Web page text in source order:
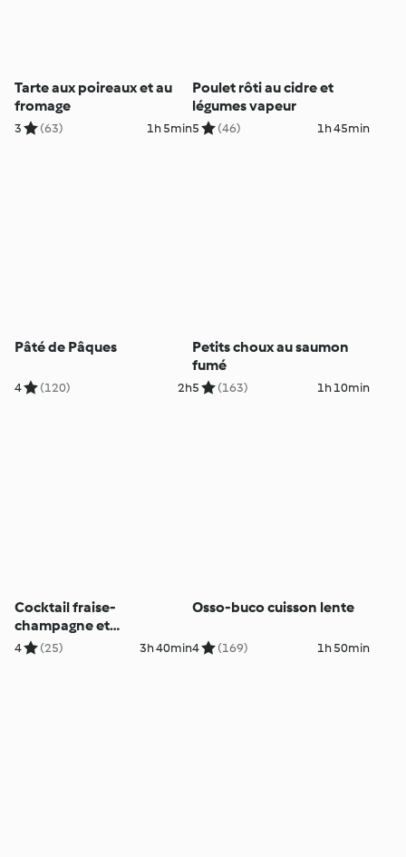
Tarte aux poireaux et au
fromage
3 (63) 1h 5min
Poulet rôti au cidre et
légumes vapeur
5 (46) 1h 45min
Pâté de Pâques
4 (120) 2h
Petits choux au saumon
fumé
5 (163) 1h 10min
Cocktail fraise-
champagne et
minicheesecakes
4 (25) 3h 40min
Osso-buco cuisson lente
4 (169) 1h 50min